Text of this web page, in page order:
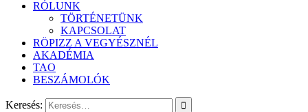
RÓLUNK
TÖRTÉNETÜNK
KAPCSOLAT
RÖPIZZ A VEGYÉSZNÉL
AKADÉMIA
TAO
BESZÁMOLÓK
Keresés: